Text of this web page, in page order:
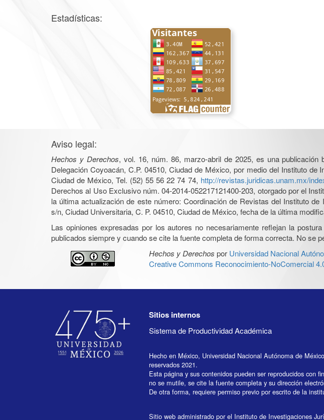
Estadísticas:
Aviso legal:
Hechos y Derechos, vol. 16, núm. 86, marzo-abril de 2025, es una
Delegación Coyoacán, C.P. 04510, Ciudad de México, por medio del Instituto
Ciudad de México, Tel. (52) 55 56 22 74 74, http://revistas.juridicas.unam.mx/
Derechos al Uso Exclusivo núm. 04-2014-052217121400-203, otorgado por el
la última actualización de este número: Coordinación de Revistas del Instituto
s/n, Ciudad Universitaria, C. P. 04510, Ciudad de México, fecha de la última
Las opiniones expresadas por los autores no necesariamente reflejan la
publicados siempre y cuando se cite la fuente completa de forma correcta. No se
Hechos y Derechos por Universidad Nacional
Creative Commons Reconocimiento-NoComercial
Sitios internos
Sistema de Productividad Académica
Hecho en México, Universidad Nacional Autónoma de
reservados 2021.
Esta página y sus contenidos pueden ser reproducidos con
no se mutile, se cite la fuente completa y su dirección
De otra forma, requiere permiso previo por escrito de la
Sitio web administrado por el Instituto de Investigaciones